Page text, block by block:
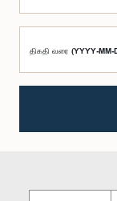
திகதி வரை (YYYY-MM-